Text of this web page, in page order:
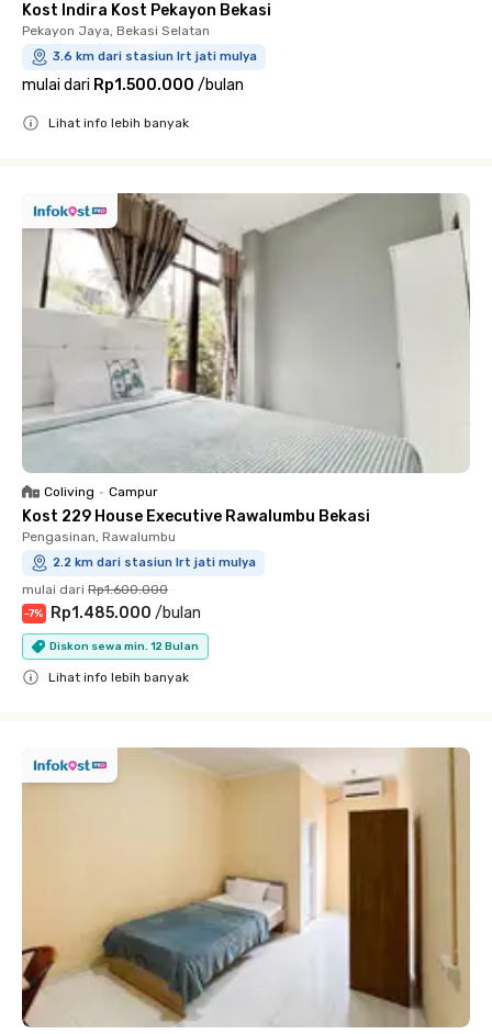
Kost Indira Kost Pekayon Bekasi
Pekayon Jaya, Bekasi Selatan
3.6 km dari stasiun lrt jati mulya
mulai dari Rp1.500.000 /bulan
Lihat info lebih banyak
Coliving • Campur
Kost 229 House Executive Rawalumbu Bekasi
Pengasinan, Rawalumbu
2.2 km dari stasiun lrt jati mulya
mulai dari Rp1.600.000
-7% Rp1.485.000 /bulan
Diskon sewa min. 12 Bulan
Lihat info lebih banyak